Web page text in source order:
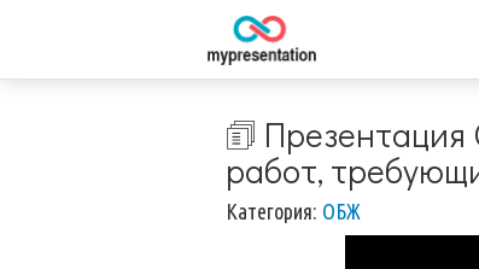
🗊 Презентация
работ,
Категория: ОБЖ